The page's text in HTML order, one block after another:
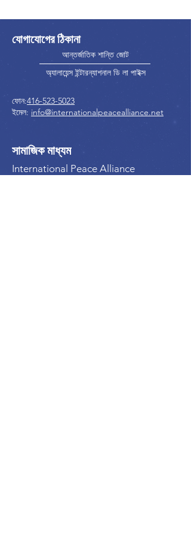
যোগাযোগের ঠিকানা
আন্তর্জাতিক শান্তি জোট
অ্যালায়েন্স ইন্টারন্যাশনাল ডি লা পাইক্স
ফোন:416-523-5023
ইমেল: info@internationalpeacealliance.net
সামাজিক মাধ্যম
International Peace Alliance